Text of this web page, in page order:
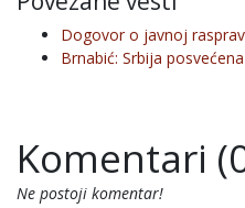
Dogovor o javnoj
Brnabić: Srbija
Komentari
Ne postoji komentar!